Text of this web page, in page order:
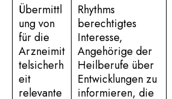
Übermittl
ung von
für die
Arzneimit
telsicherh
eit
relevante
Rhythms
berechtigtes
Interesse,
Angehörige der
Heilberufe über
Entwicklungen zu
informieren, die